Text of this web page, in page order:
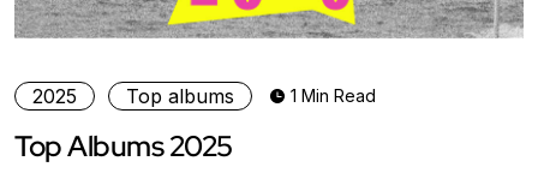
2025 Top albums 1 Min Read
Top Albums 2025